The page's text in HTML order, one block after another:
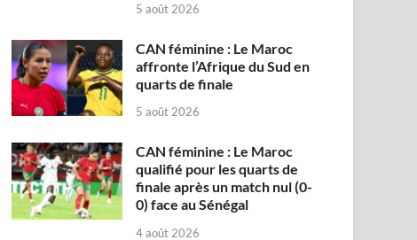
5 août 2026
CAN féminine : Le Maroc
affronte l’Afrique du Sud en
quarts de finale
5 août 2026
CAN féminine : Le Maroc
qualifié pour les quarts de
finale après un match nul (0-
0) face au Sénégal
4 août 2026